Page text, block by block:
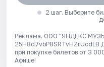
2 шаг. Выберите
Реклама. ООО "ЯНДЕКС
25H8d7vbP8SRTvHZrUcdLB
при покупке билетов от 3
Афише!